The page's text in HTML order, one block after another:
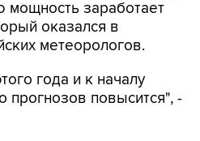
мощность заработает
оказался в
метеорологов.
года и к началу
прогнозов повысится", -